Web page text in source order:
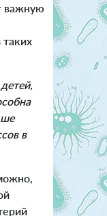
важную
в